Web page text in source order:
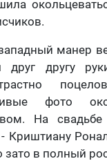
манер
друг другу
фото
На
Криштиану
зато в полный